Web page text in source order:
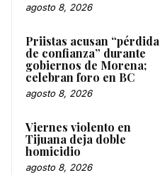
agosto 8, 2026
Priistas acusan “pérdida
de confianza” durante
gobiernos de Morena;
celebran foro en BC
agosto 8, 2026
Viernes violento en
Tijuana deja doble
homicidio
agosto 8, 2026